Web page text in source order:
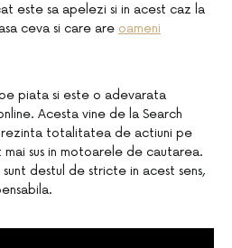
este sa apelezi si in acest caz la
ceva si care are oameni
piata si este o adevarata
Acesta vine de la Search
totalitatea de actiuni pe
sus in motoarele de cautarea.
destul de stricte in acest sens,